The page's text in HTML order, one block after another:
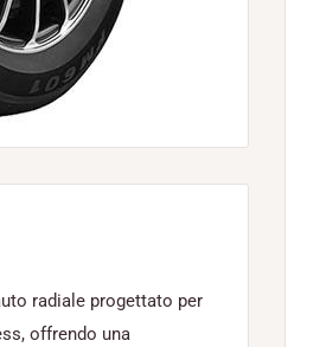
radiale progettato per
offrendo una